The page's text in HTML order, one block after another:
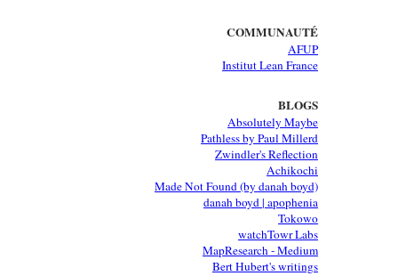
COMMUNAUTÉ
AFUP
Institut Lean France
BLOGS
Absolutely Maybe
Pathless by Paul Millerd
Zwindler's Reflection
Achikochi
Made Not Found (by danah boyd)
danah boyd | apophenia
Tokowo
watchTowr Labs
MapResearch - Medium
Bert Hubert's writings